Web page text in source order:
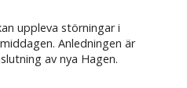
uppleva störningar i
Anledningen är
av nya Hagen.